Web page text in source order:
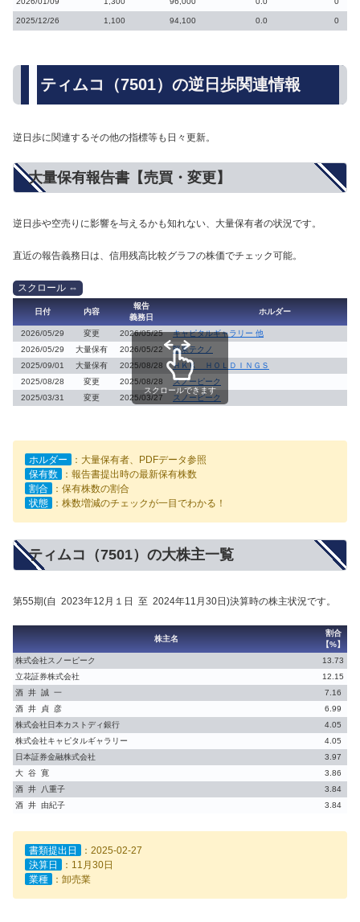
2025/12/26 1,100 94,100 0.0 0
ティムコ（7501）の逆日歩関連情報
逆日歩に関連するその他の指標等も日々更新。
大量保有報告書【売買・変更】
逆日歩や空売りに影響を与えるかも知れない、大量保有者の状況です。
直近の報告義務日は、信用残高比較グラフの株価でチェック可能。
日付 内容
報告
義務日
ホルダー
2026/05/29 変更 2026/05/25
キャピタルギャラリー 他
2026/05/29
大量保有 2026/05/22
堅果テクノ
2025/09/01
大量保有 2025/08/28
ＨＫＫ ＨＯＬＤＩＮＧＳ
2025/08/28
変更 2025/08/28
スノーピーク
2025/03/31
変更 2025/03/27 スノーピーク
スクロールできます
ホルダー
：大量保有者、PDFデータ参照
保有数
：報告書提出時の最新保有株数
割合
：保有株数の割合
状態
：株数増減のチェックが一目でわかる！
ティムコ（7501）の大株主一覧
第55期(自 2023年12月１日 至 2024年11月30日)決算時の株主状況です。
株主名
割合
【%】
株式会社スノーピーク
13.73
立花証券株式会社
12.15
酒 井 誠 一
7.16
酒 井 貞 彦
6.99
株式会社日本カストディ銀行
4.05
株式会社キャピタルギャラリー
4.05
日本証券金融株式会社
3.97
大 谷 寛
3.86
酒 井 八重子
3.84
酒 井 由紀子
3.84
書類提出日
：2025-02-27
決算日
：11月30日
業種
：卸売業